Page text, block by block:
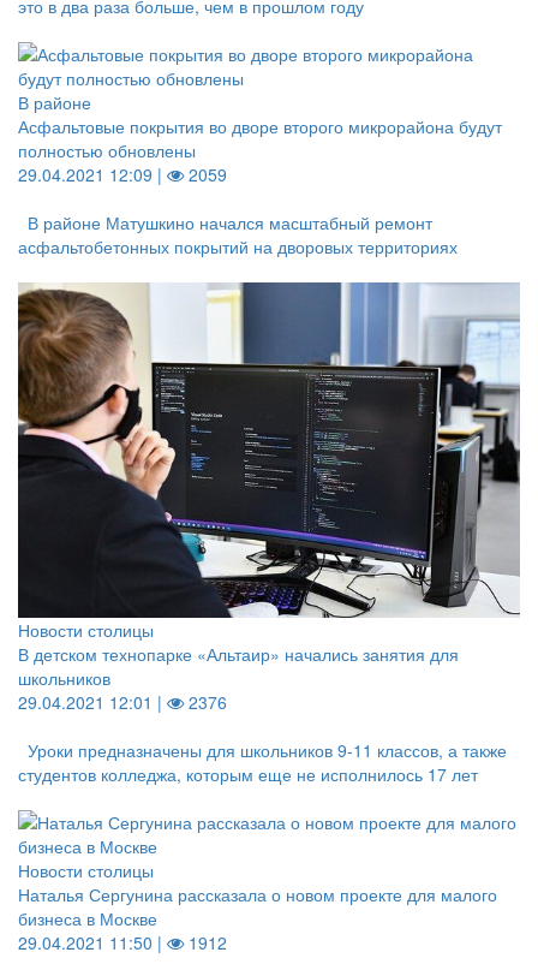
это в два раза больше, чем в прошлом году
В районе
Асфальтовые покрытия во дворе второго микрорайона будут
полностью обновлены
29.04.2021 12:09 |
2059
В районе Матушкино начался масштабный ремонт
асфальтобетонных покрытий на дворовых территориях
Новости столицы
В детском технопарке «Альтаир» начались занятия для
школьников
29.04.2021 12:01 |
2376
Уроки предназначены для школьников 9-11 классов, а также
студентов колледжа, которым еще не исполнилось 17 лет
Новости столицы
Наталья Сергунина рассказала о новом проекте для малого
бизнеса в Москве
29.04.2021 11:50 |
1912